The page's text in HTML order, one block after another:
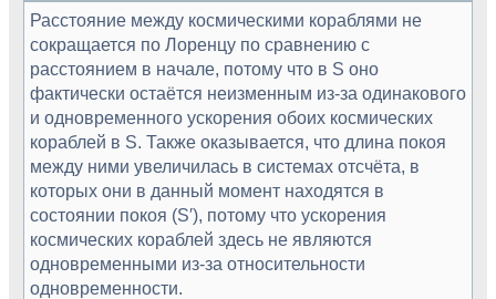
Расстояние между космическими кораблями не
сокращается по Лоренцу по сравнению с
расстоянием в начале, потому что в S оно
фактически остаётся неизменным из-за одинакового
и одновременного ускорения обоих космических
кораблей в S. Также оказывается, что длина покоя
между ними увеличилась в системах отсчёта, в
которых они в данный момент находятся в
состоянии покоя (S′), потому что ускорения
космических кораблей здесь не являются
одновременными из-за относительности
одновременности.